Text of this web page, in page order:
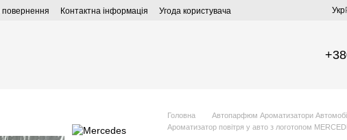
повернення Контактна інформація Угода користувача Укр
Головна Автопарфюм Ароматизатори
Ароматизатор повітря у авто з логотопом